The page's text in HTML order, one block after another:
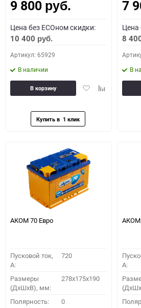
9 800 руб.
Цена без ECOном скидки:
10 400 руб.
Артикул: 65929
В наличии
ДобавитьДобавить
В корзину
7
Цена
8
В
АКОМ 70 Евро
Пусковой ток,
A:
720
Размеры
(ДхШхВ), мм:
278x175x190
Полярность: 0
АКОМ
A: